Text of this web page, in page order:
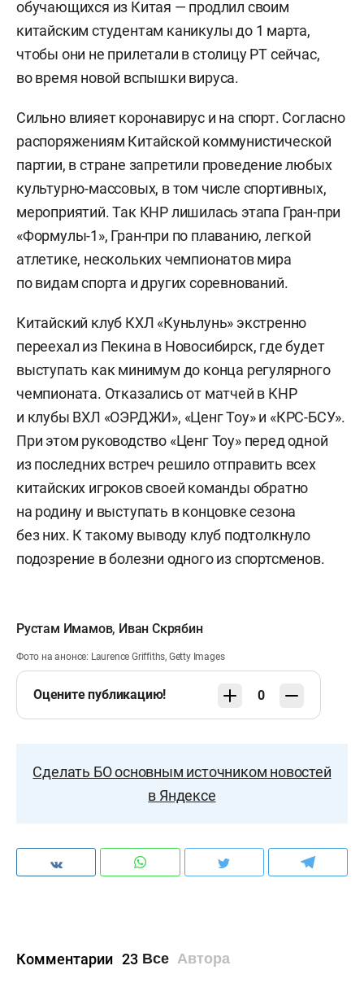
обучающихся из Китая — продлил своим
китайским студентам каникулы до 1 марта,
чтобы они не прилетали в столицу РТ сейчас,
во время новой вспышки вируса.
Сильно влияет коронавирус и на спорт. Согласно
распоряжениям Китайской коммунистической
партии, в стране запретили проведение любых
культурно-массовых, в том числе спортивных,
мероприятий. Так КНР лишилась этапа Гран-при
«Формулы-1», Гран-при по плаванию, легкой
атлетике, нескольких чемпионатов мира
по видам спорта и других соревнований.
Китайский клуб КХЛ «Куньлунь» экстренно
переехал из Пекина в Новосибирск, где будет
выступать как минимум до конца регулярного
чемпионата. Отказались от матчей в КНР
и клубы ВХЛ «ОЭРДЖИ», «Ценг Тоу» и «КРС-БСУ».
При этом руководство «Ценг Тоу» перед одной
из последних встреч решило отправить всех
китайских игроков своей команды обратно
на родину и выступать в концовке сезона
без них. К такому выводу клуб подтолкнуло
подозрение в болезни одного из спортсменов.
Рустам Имамов, Иван Скрябин
Фото на анонсе: Laurence Griffiths, Getty Images
Оцените публикацию! 0
Сделать БО основным источником новостей
в Яндексе
Комментарии 23 Все Автора